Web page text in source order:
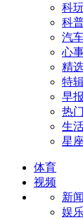
科
科
汽
心
精
特
早
热门
生
星
体育
视频
新闻
娱